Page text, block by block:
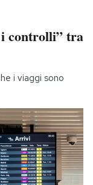
controlli” tra
i viaggi sono